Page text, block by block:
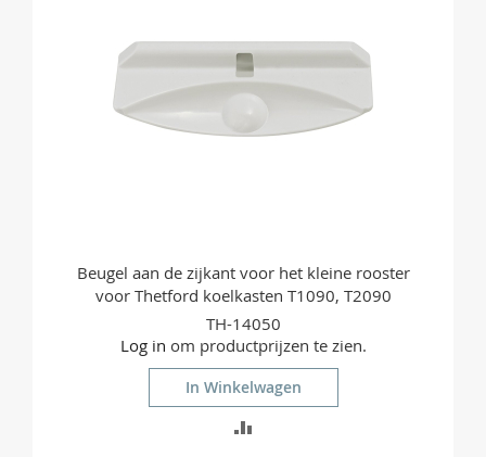
Beugel aan de zijkant voor het kleine rooster
voor Thetford koelkasten T1090, T2090
TH-14050
Log in om productprijzen te zien.
In Winkelwagen